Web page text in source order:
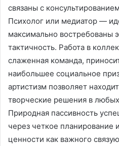
связаны с
Психолог или медиатор —
максимально востребованы
тактичность. Работа в
слаженная команда,
наибольшее социальное
артистизм позволяет
творческие решения в
Природная пассивность
через четкое планирование
ценности как важного